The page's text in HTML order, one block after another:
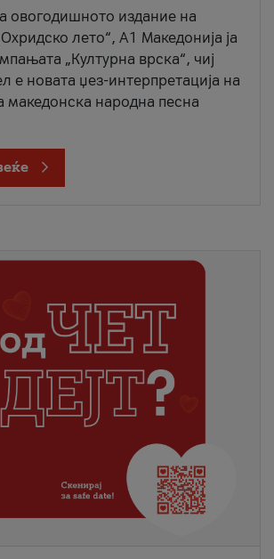
овогодишното издание на
лето“, А1 Македонија ја
„Културна врска“, чиј
е новата џез-интерпретација на
македонска народна песна